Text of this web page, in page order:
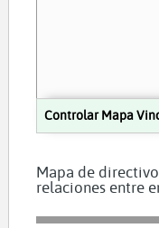
Controlar Mapa
Mapa de
relaciones entre